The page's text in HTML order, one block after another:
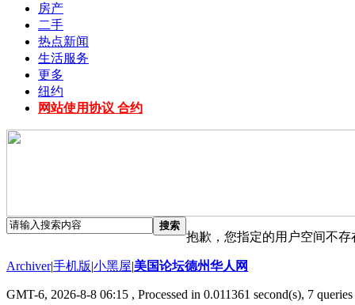
房产
二手
热点新闻
生活服务
更多
纽约
网站使用协议 合约
搜索
抱歉，您指定的用户空间不存
Archiver|手机版|小黑屋|美国论坛德州华人网
GMT-6, 2026-8-8 06:15 , Processed in 0.011361 second(s), 7 queries